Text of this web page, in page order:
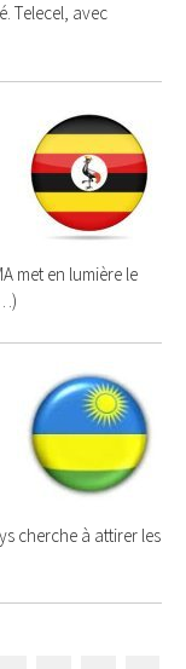
Telecel, avec
met en lumière le
cherche à attirer les